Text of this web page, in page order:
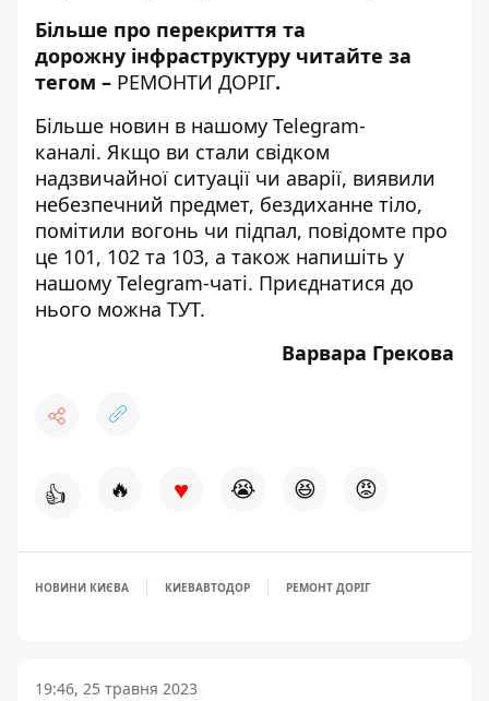
Більше про перекриття та
дорожну інфраструктуру читайте за
тегом – РЕМОНТИ ДОРІГ.
Більше новин в нашому Telegram-
каналі. Якщо ви стали свідком
надзвичайної ситуації чи аварії, виявили
небезпечний предмет, бездиханне тіло,
помітили вогонь чи підпал, повідомте про
це 101, 102 та 103, а також напишіть у
нашому Telegram-чаті. Приєднатися до
нього можна ТУТ.
Варвара Грекова
👍 🔥 ♥ 😭 😆 😡
НОВИНИ КИЄВА КИЕВАВТОДОР РЕМОНТ ДОРІГ
19:46, 25 травня 2023